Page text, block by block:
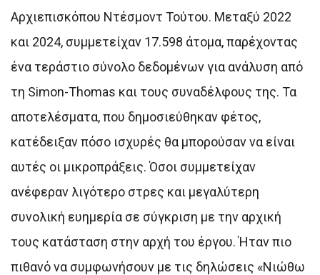
Αρχιεπισκόπου Ντέσμοντ Τούτου. Μεταξύ 2022
και 2024, συμμετείχαν 17.598 άτομα, παρέχοντας
ένα τεράστιο σύνολο δεδομένων για ανάλυση από
τη Simon-Thomas και τους συναδέλφους της. Τα
αποτελέσματα, που δημοσιεύθηκαν φέτος,
κατέδειξαν πόσο ισχυρές θα μπορούσαν να είναι
αυτές οι μικροπράξεις. Όσοι συμμετείχαν
ανέφεραν λιγότερο στρες και μεγαλύτερη
συνολική ευημερία σε σύγκριση με την αρχική
τους κατάσταση στην αρχή του έργου. Ήταν πιο
πιθανό να συμφωνήσουν με τις δηλώσεις «Νιώθω